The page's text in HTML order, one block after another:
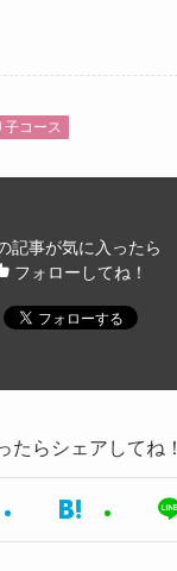
子コース
記事が気に入ったら
フォローしてね！
たらシェアしてね！